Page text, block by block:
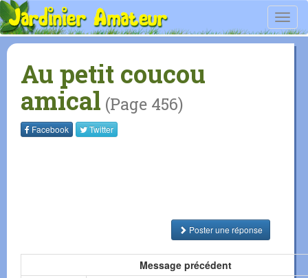
Au petit coucou
amical (Page 456)
Facebook Twitter
Poster une réponse
Message précédent